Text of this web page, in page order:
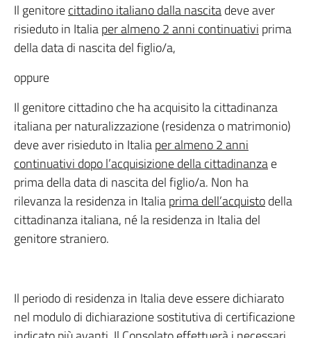
Il genitorecittadino italiano dalla nascitadeve aver
risieduto in Italiaper almeno 2 anni continuativi prima
della data di nascita del figlio/a,
oppure
Il genitore cittadino che ha acquisito la cittadinanza
italiana per naturalizzazione (residenza o matrimonio)
deve aver risieduto in Italiaper almeno 2 anni
continuativi dopo l’acquisizione della cittadinanzae
prima della data di nascita del figlio/a. Non ha
rilevanza la residenza in Italiaprima dell’acquistodella
cittadinanza italiana, né la residenza in Italia del
genitore straniero.
Il periodo di residenza in Italia deve essere dichiarato
nel modulo di dichiarazione sostitutiva di certificazione